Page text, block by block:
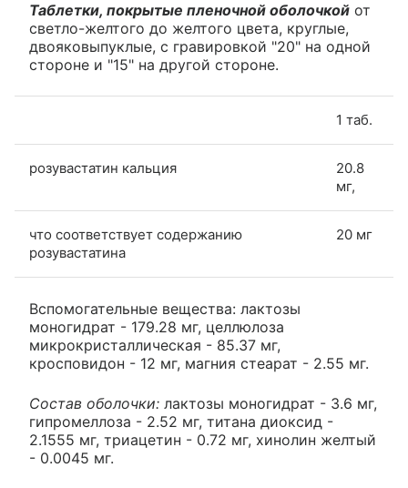
Таблетки, покрытые пленочной оболочкой от
светло-желтого до желтого цвета, круглые,
двояковыпуклые, с гравировкой "20" на одной
стороне и "15" на другой стороне.
1 таб.
розувастатин кальция
20.8
мг,
что соответствует содержанию
розувастатина
20 мг
Вспомогательные вещества: лактозы
моногидрат - 179.28 мг, целлюлоза
микрокристаллическая - 85.37 мг,
кросповидон - 12 мг, магния стеарат - 2.55 мг.
Состав оболочки: лактозы моногидрат - 3.6 мг,
гипромеллоза - 2.52 мг, титана диоксид -
2.1555 мг, триацетин - 0.72 мг, хинолин желтый
- 0.0045 мг.